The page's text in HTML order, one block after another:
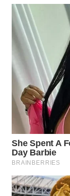
LIKUPANG
WN
LABUANBAJO
WN
BORNEO
Wahana
Media
WAHANA
NEWS
WAHANA
TANI